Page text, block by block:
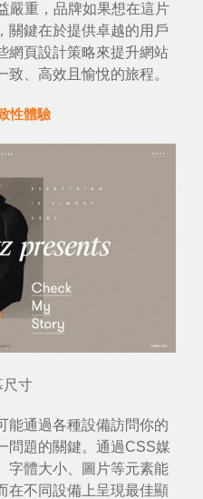
嚴重，品牌如果想在這片
關鍵在於提供卓越的用戶
網頁設計策略來提升網站
、高效且愉悅的旅程。
性體驗
尺寸
能通過各種設備訪問你的
問題的關鍵。通過CSS媒
、字體大小、圖片等元素能
在不同設備上呈現最佳顯